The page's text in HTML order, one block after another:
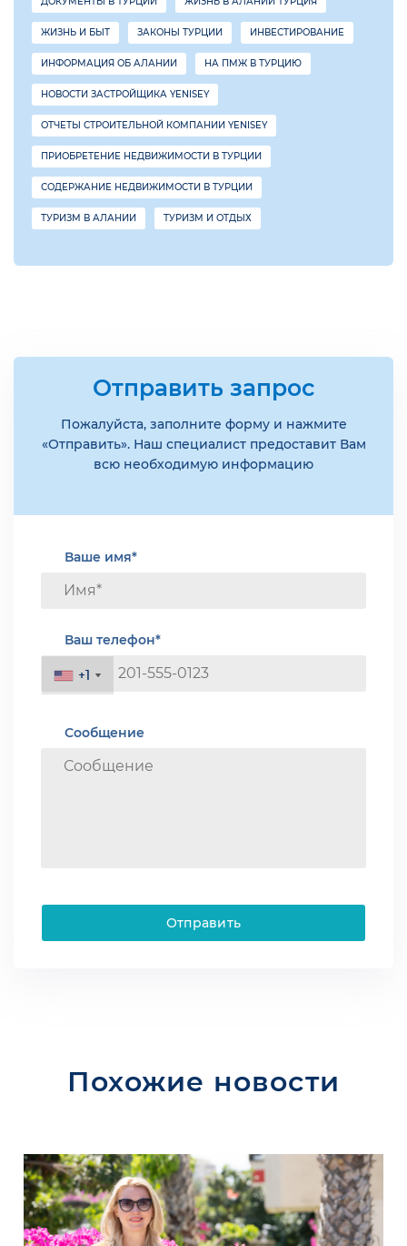
ЖИЗНЬ И БЫТ ЗАКОНЫ ТУРЦИИ ИНВЕСТИРОВАНИЕ
ИНФОРМАЦИЯ ОБ АЛАНИИ НА ПМЖ В ТУРЦИЮ
НОВОСТИ ЗАСТРОЙЩИКА YENISEY
ОТЧЕТЫ СТРОИТЕЛЬНОЙ КОМПАНИИ YENISEY
ПРИОБРЕТЕНИЕ НЕДВИЖИМОСТИ В ТУРЦИИ
СОДЕРЖАНИЕ НЕДВИЖИМОСТИ В ТУРЦИИ
ТУРИЗМ В АЛАНИИ ТУРИЗМ И ОТДЫХ
Отправить запрос
Пожалуйста, заполните форму и нажмите
«Отправить». Наш специалист предоставит Вам
всю необходимую информацию
Ваше имя*
Ваш телефон*
+1
+1
Сообщение
Отправить
Похожие новости